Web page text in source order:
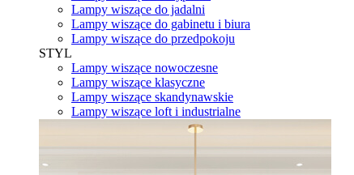
Lampy wiszące do jadalni
Lampy wiszące do gabinetu i biura
Lampy wiszące do przedpokoju
STYL
Lampy wiszące nowoczesne
Lampy wiszące klasyczne
Lampy wiszące skandynawskie
Lampy wiszące loft i industrialne